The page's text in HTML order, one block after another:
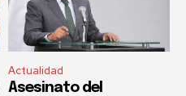
Actualidad
Asesinato del